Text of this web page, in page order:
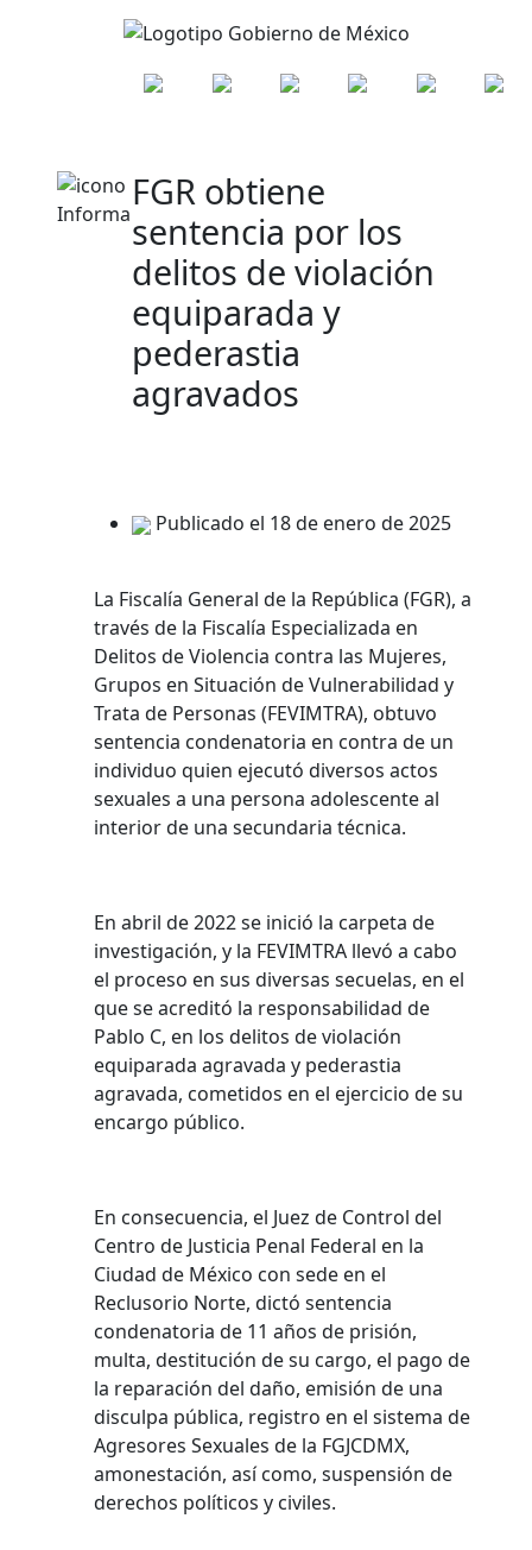
FGR obtiene
sentencia por los
delitos de violación
equiparada y
pederastia
agravados
Publicado el 18 de enero de 2025
La Fiscalía General de la República (FGR), a
través de la Fiscalía Especializada en
Delitos de Violencia contra las Mujeres,
Grupos en Situación de Vulnerabilidad y
Trata de Personas (FEVIMTRA), obtuvo
sentencia condenatoria en contra de un
individuo quien ejecutó diversos actos
sexuales a una persona adolescente al
interior de una secundaria técnica.
En abril de 2022 se inició la carpeta de
investigación, y la FEVIMTRA llevó a cabo
el proceso en sus diversas secuelas, en el
que se acreditó la responsabilidad de
Pablo C, en los delitos de violación
equiparada agravada y pederastia
agravada, cometidos en el ejercicio de su
encargo público.
En consecuencia, el Juez de Control del
Centro de Justicia Penal Federal en la
Ciudad de México con sede en el
Reclusorio Norte, dictó sentencia
condenatoria de 11 años de prisión,
multa, destitución de su cargo, el pago de
la reparación del daño, emisión de una
disculpa pública, registro en el sistema de
Agresores Sexuales de la FGJCDMX,
amonestación, así como, suspensión de
derechos políticos y civiles.